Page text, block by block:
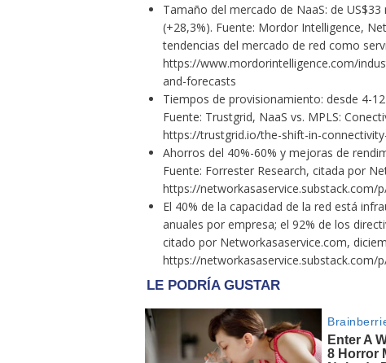
Tamaño del mercado de NaaS: de
(+28,3%). Fuente: Mordor Intelligence,
tendencias del mercado de red como
https://www.mordorintelligence.com/
and-forecasts
Tiempos de provisionamiento: desde 4-
Fuente: Trustgrid, NaaS vs. MPLS:
https://trustgrid.io/the-shift-in-
Ahorros del 40%-60% y mejoras de
Fuente: Forrester Research, citada por
https://networkasaservice.substack.com/
El 40% de la capacidad de la red está
anuales por empresa; el 92% de los
citado por Networkasaservice.com,
https://networkasaservice.substack.com/